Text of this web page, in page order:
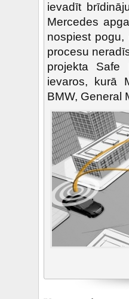
ievadīt
Mercedes
nospiest
procesu
projekta Safe
ievaros, kurā
BMW, General